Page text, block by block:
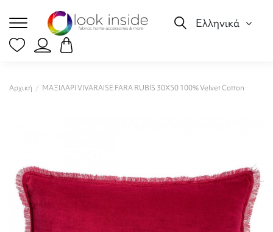
Ελληνικά
Αρχική ΜΑΞΙΛΑΡΙ VIVARAISE FARA RUBIS 30X50 100% Velvet Cotton